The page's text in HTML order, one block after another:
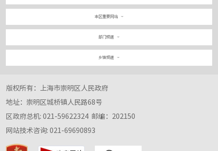
本区重要网站
部门频道
乡镇频道
版权所有：上海市崇明区人民政府
地址：崇明区城桥镇人民路68号
区政府总机: 021-59622324 邮编：202150
网站技术咨询: 021-69690893